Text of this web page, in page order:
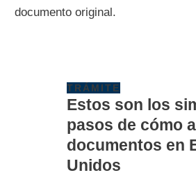
documento original.
TRÁMITE
Estos son los
pasos de cómo
documentos en
Unidos